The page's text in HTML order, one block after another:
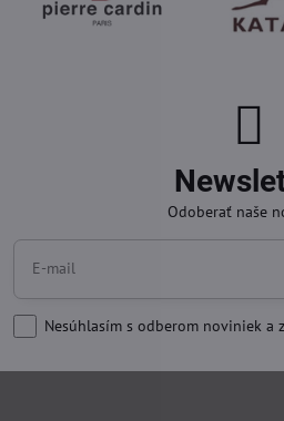
Odoberať naše
Nesúhlasím s odberom noviniek a